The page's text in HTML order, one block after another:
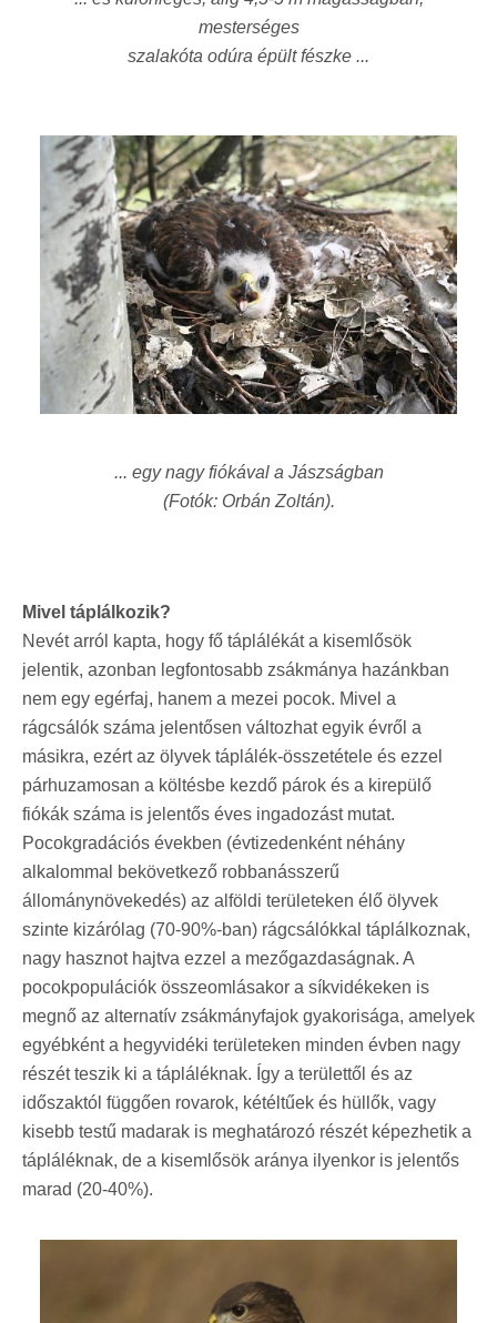
mesterséges
szalakóta odúra épült fészke ...
... egy nagy fiókával a Jászságban
(Fotók: Orbán Zoltán).
Mivel táplálkozik?
Nevét arról kapta, hogy fő táplálékát a kisemlősök
jelentik, azonban legfontosabb zsákmánya hazánkban
nem egy egérfaj, hanem a mezei pocok. Mivel a
rágcsálók száma jelentősen változhat egyik évről a
másikra, ezért az ölyvek táplálék-összetétele és ezzel
párhuzamosan a költésbe kezdő párok és a kirepülő
fiókák száma is jelentős éves ingadozást mutat.
Pocokgradációs években (évtizedenként néhány
alkalommal bekövetkező robbanásszerű
állománynövekedés) az alföldi területeken élő ölyvek
szinte kizárólag (70-90%-ban) rágcsálókkal táplálkoznak,
nagy hasznot hajtva ezzel a mezőgazdaságnak. A
pocokpopulációk összeomlásakor a síkvidékeken is
megnő az alternatív zsákmányfajok gyakorisága, amelyek
egyébként a hegyvidéki területeken minden évben nagy
részét teszik ki a tápláléknak. Így a területtől és az
időszaktól függően rovarok, kétéltűek és hüllők, vagy
kisebb testű madarak is meghatározó részét képezhetik a
tápláléknak, de a kisemlősök aránya ilyenkor is jelentős
marad (20-40%).